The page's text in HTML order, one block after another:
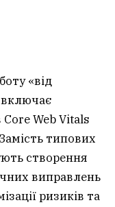
«від
Web Vitals
типових
створення
виправлень
ризиків та